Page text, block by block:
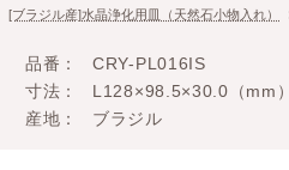
[ブラジル産]水晶浄化用皿（天然石小物入れ）
品番
CRY-PL016IS
寸法
L128×98.5×30.0（mm
産地
ブラジル